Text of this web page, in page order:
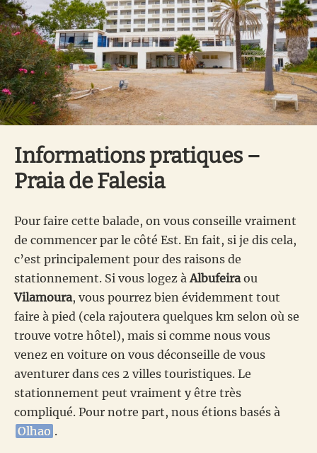
Informations pratiques –
Praia de Falesia
Pour faire cette balade, on vous conseille vraiment
de commencer par le côté Est. En fait, si je dis cela,
c’est principalement pour des raisons de
stationnement. Si vous logez à Albufeiraou
Vilamoura, vous pourrez bien évidemment tout
faire à pied (cela rajoutera quelques km selon où se
trouve votre hôtel), mais si comme nous vous
venez en voiture on vous déconseille de vous
aventurer dans ces 2 villes touristiques. Le
stationnement peut vraiment y être très
compliqué. Pour notre part, nous étions basés à
Olhao .